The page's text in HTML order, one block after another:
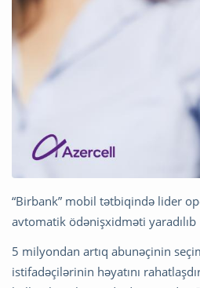
“Birbank” mobil tətbiqində lider
avtomatik ödənişxidməti yaradılıb
5 milyondan artıq abunəçinin
istifadəçilərinin həyatını